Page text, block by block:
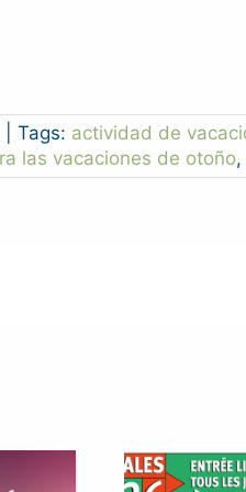
Tags: actividad de
las vacaciones de otoño,